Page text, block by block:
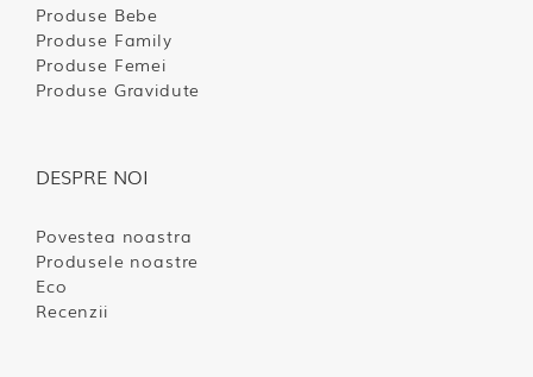
Produse Bebe
Produse Family
Produse Femei
Produse Gravidute
DESPRE NOI
Povestea noastra
Produsele noastre
Eco
Recenzii